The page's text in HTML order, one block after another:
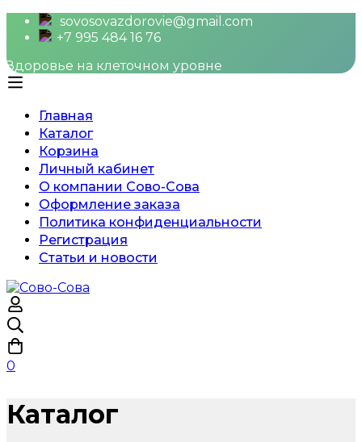
sovosovazdorovie@gmail.com
+7 995 484 16 76
Здоровье на клеточном уровне
Главная
Каталог
Корзина
Личный кабинет
О компании Сово-Сова
Оформление заказа
Политика конфиденциальности
Регистрация
Статьи и новости
0
Каталог